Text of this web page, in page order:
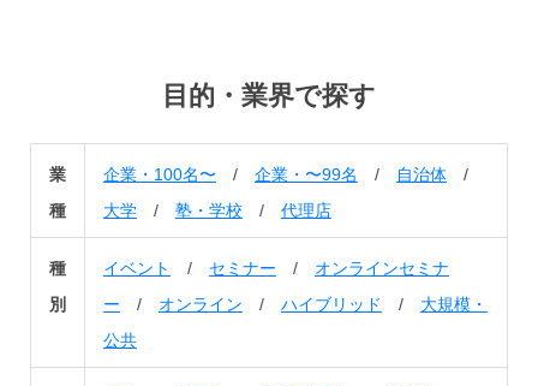
目的・業界で探す
業
種
企業・100名〜 / 企業・〜99名 / 自治体/
大学/ 塾・学校 / 代理店
種
別
イベント / セミナー / オンラインセミナ
ー / オンライン / ハイブリッド / 大規模・
公共